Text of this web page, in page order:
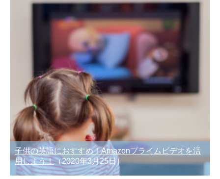
子供の英語におすすめ！Amazonプライムビデオを活
用しよう！（2020年3月25日）